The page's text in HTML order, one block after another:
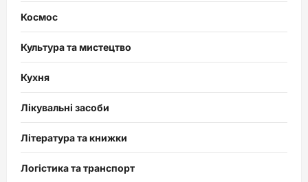
Космос
Культура та мистецтво
Кухня
Лікувальні засоби
Література та книжки
Логістика та транспорт